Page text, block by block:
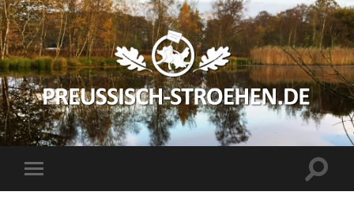
preussisch-
stroehen.de
Mobile-
Menü